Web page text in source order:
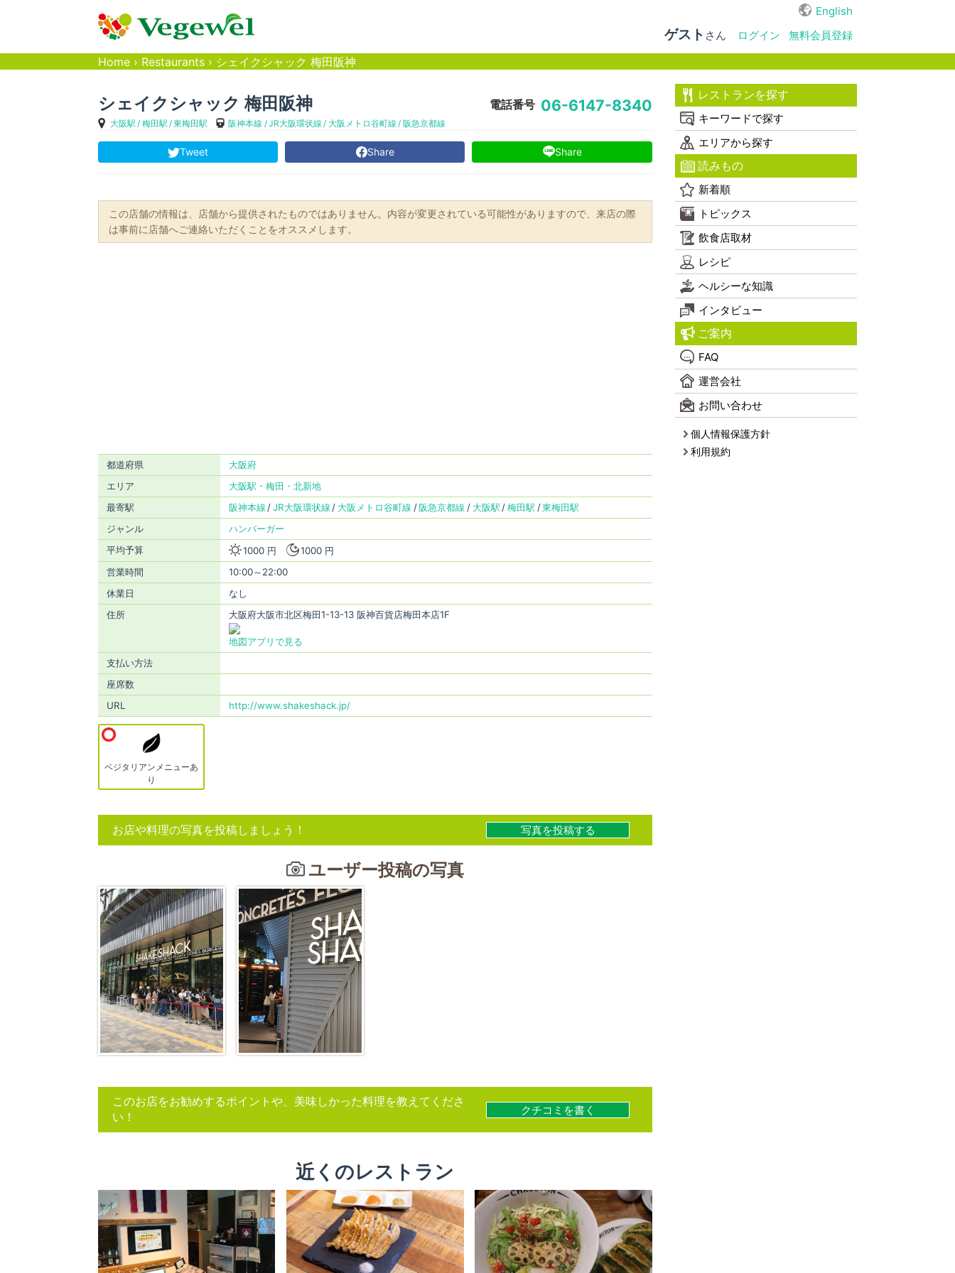
English
ゲスト さん ログイン
無料会員登録
Home › Restaurants › シェイクシャック 梅田阪神
シェイクシャック 梅田阪神
大阪駅 梅田駅 東梅田駅 阪神本線 JR大阪環状線 大阪メトロ谷町線 阪急京都線
電話番号 06-6147-8340
Tweet Share Share
この店舗の情報は、店舗から提供されたものではありません。内容が変更されている可能性がありますので、来店の際
は事前に店舗へご連絡いただくことをオススメします。
都道府県
大阪府
エリア
大阪駅・梅田・北新地
最寄駅
阪神本線 JR大阪環状線 大阪メトロ谷町線 阪急京都線 大阪駅 梅田駅
東梅田駅
ジャンル
ハンバーガー
平均予算
1000 円
1000 円
営業時間
10:00～22:00
休業日
なし
住所
大阪府大阪市北区梅田1-13-13 阪神百貨店梅田本店1F
地図アプリで見る
支払い方法
座席数
URL
http://www.shakeshack.jp/
ベジタリアンメニューあ
り
お店や料理の写真を投稿しましょう！ 写真を投稿する
ユーザー投稿の写真
このお店をお勧めするポイントや、美味しかった料理を教えてくださ
い！
クチコミを書く
近くのレストラン
レストランを探す
キーワードで探す
エリアから探す
読みもの
新着順
トピックス
飲食店取材
レシピ
ヘルシーな知識
インタビュー
ご案内
FAQ
運営会社
お問い合わせ
個人情報保護方針
利用規約